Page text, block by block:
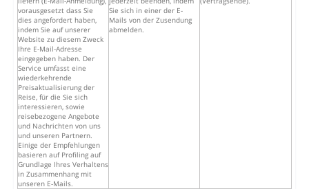
vorausgesetzt dass Sie
dies angefordert haben,
indem Sie auf unserer
Website zu diesem Zweck
Ihre E-Mail-Adresse
eingegeben haben. Der
Service umfasst eine
wiederkehrende
Preisaktualisierung der
Reise, für die Sie sich
interessieren, sowie
reisebezogene Angebote
und Nachrichten von uns
und unseren Partnern.
Einige der Empfehlungen
basieren auf Profiling auf
Grundlage Ihres Verhaltens
in Zusammenhang mit
unseren E-Mails.
Sie sich in einer der E-
Mails von der Zusendung
abmelden.